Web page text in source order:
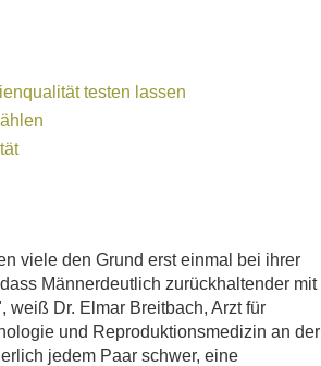
testen lassen
viele den Grund erst einmal bei ihrer
Männerdeutlich zurückhaltender mit
Dr. Elmar Breitbach, Arzt für
und Reproduktionsmedizin an der
jedem Paar schwer, eine